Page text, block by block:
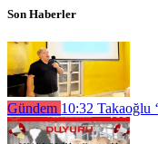
Son Haberler
Gündem 10:32 Takaoğlu